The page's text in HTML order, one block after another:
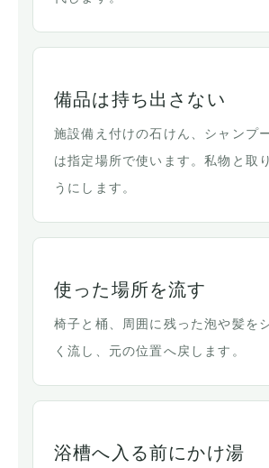
備品は持ち出さない
施設備え付けの石けん、シャンプ
は指定場所で使います。私物と取
うにします。
使った場所を流す
椅子と桶、周囲に残った泡や髪を
く流し、元の位置へ戻します。
浴槽へ入る前にかけ湯